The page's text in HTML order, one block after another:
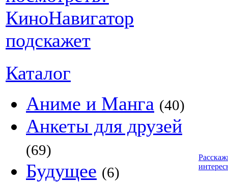
Каталог
Аниме и Манга (40)
Анкеты для друзей
(69)
Будущее (6)